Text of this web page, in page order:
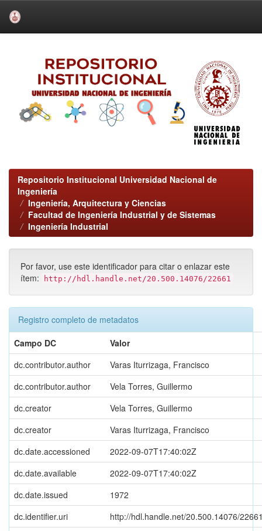
Repositorio Institucional Universidad Nacional de
Ingeniería
Ingeniería, Arquitectura y Ciencias
Facultad de Ingeniería Industrial y de Sistemas
Ingeniería Industrial
Por favor, use este identificador para citar o enlazar este
ítem:
http://hdl.handle.net/20.500.14076/22661
Registro completo de metadatos
Campo DC
Valor
dc.contributor.author
Varas Iturrizaga, Francisco
dc.contributor.author
Vela Torres, Guillermo
dc.creator
Vela Torres, Guillermo
dc.creator
Varas Iturrizaga, Francisco
dc.date.accessioned
2022-09-07T17:40:02Z
dc.date.available
2022-09-07T17:40:02Z
dc.date.issued
1972
dc.identifier.uri
http://hdl.handle.net/20.500.14076/